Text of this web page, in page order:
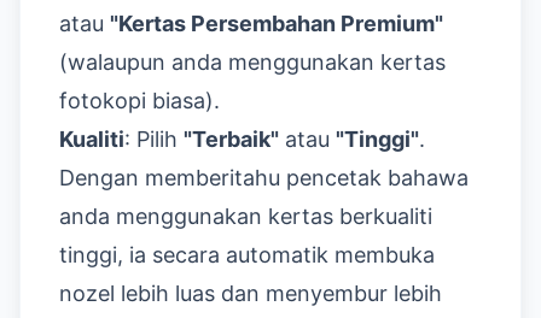
atau "Kertas Persembahan Premium"
(walaupun anda menggunakan kertas
fotokopi biasa).
Kualiti: Pilih "Terbaik" atau "Tinggi".
Dengan memberitahu pencetak bahawa
anda menggunakan kertas berkualiti
tinggi, ia secara automatik membuka
nozel lebih luas dan menyembur lebih